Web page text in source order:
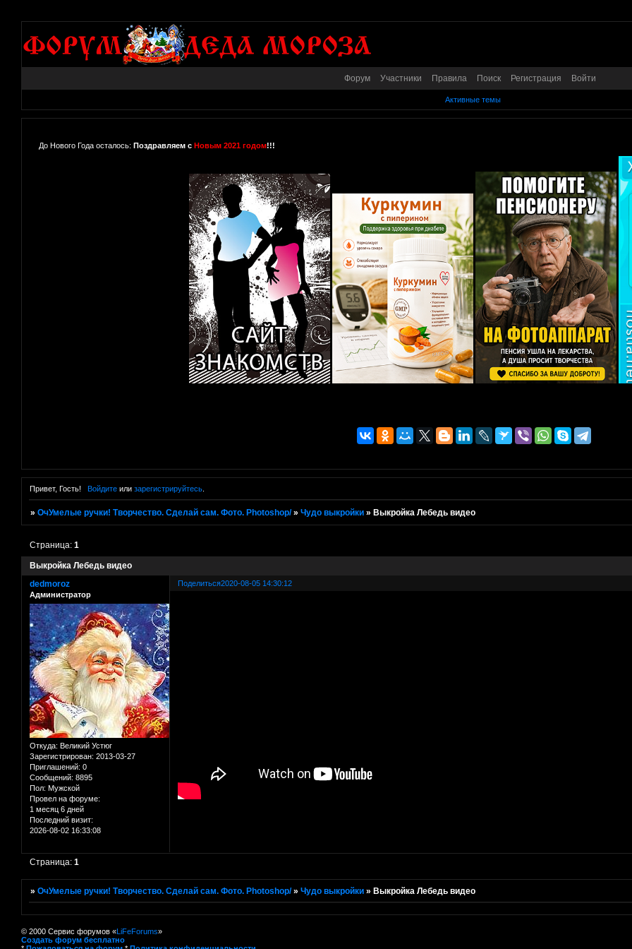
Форум Участники Правила Поиск Регистрация Войти
Активные темы
До Нового Года осталось: Поздравляем с Новым 2021 годом!!!
Привет, Гость! Войдитеили зарегистрируйтесь.
»ОчУмелые ручки! Творчество. Сделай сам. Фото. Photoshop/ »Чудо выкройки » Выкройка Лебедь видео
Выкройка Лебедь видео
Страница:1
Поделиться2020-08-05 14:30:12
dedmoroz
Администратор
Откуда: Великий Устюг
Зарегистрирован: 2013-03-27
Приглашений: 0
Сообщений: 8895
Пол: Мужской
Провел на форуме:
1 месяц 6 дней
Последний визит:
2026-08-02 16:33:08
Страница:1
»ОчУмелые ручки! Творчество. Сделай сам. Фото. Photoshop/ »Чудо выкройки » Выкройка Лебедь видео
© 2000 Сервис форумов «LiFeForums»
Создать форум бесплатно